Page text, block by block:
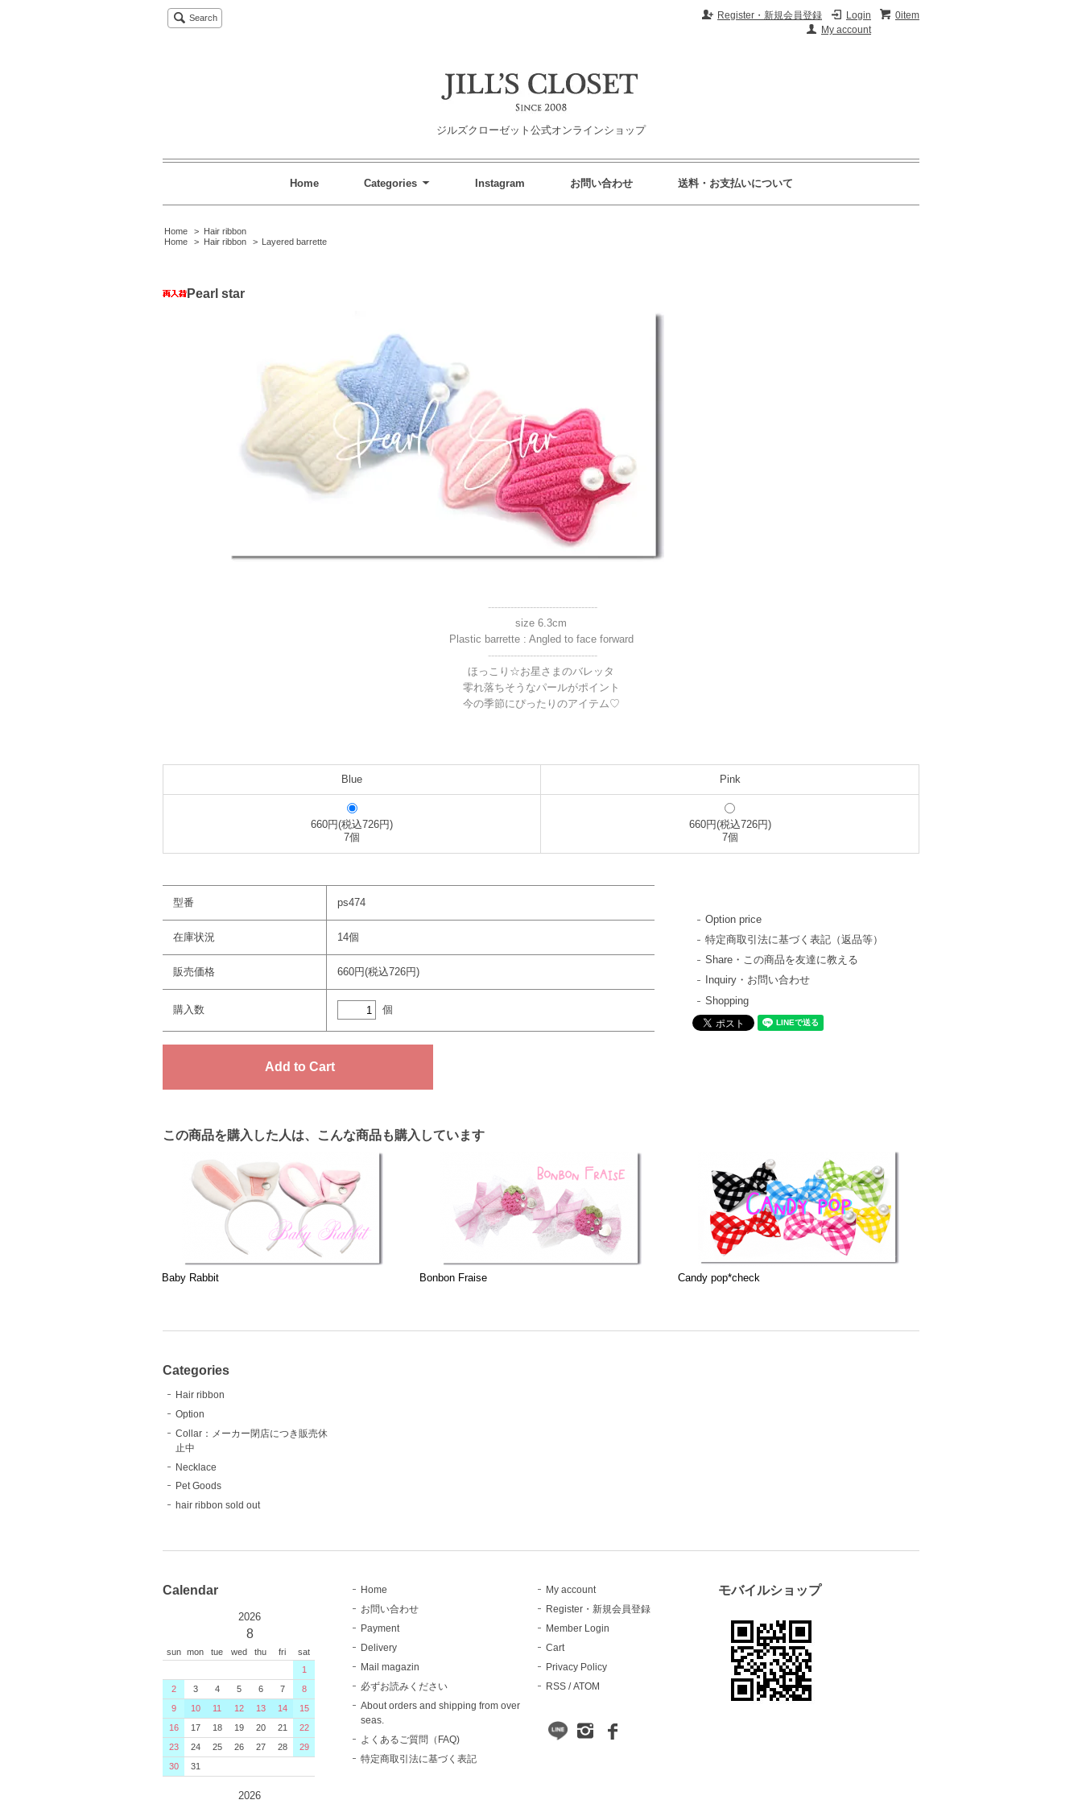
0item
Login
Register・新規会員登録
My account
Search
ジルズクローゼット公式オンラインショップ
Home Categories Instagram お問い合わせ 送料・お支払いについて
Home > Hair ribbon
Home
> Hair ribbon > Layered barrette
Pearl star
----------------------------------
size 6.3cm
Plastic barrette : Angled to face forward
----------------------------------
ほっこり☆お星さまのバレッタ
零れ落ちそうなパールがポイント
今の季節にぴったりのアイテム♡
Blue Pink
660円(税込726円)
7個
660円(税込726円)
7個
型番 ps474
在庫状況 14個
販売価格 660円(税込726円)
購入数 個
Option price
特定商取引法に基づく表記（返品等）
Share・この商品を友達に教える
Inquiry・お問い合わせ
Shopping
この商品を購入した人は、こんな商品も購入しています
Baby Rabbit Bonbon Fraise Candy pop*check
Categories
Hair ribbon
Option
Collar：メーカー閉店につき販売休
止中
Necklace
Pet Goods
hair ribbon sold out
Calendar
2026
8
sun mon tue wed thu fri
sat
1
2
3 4 5 6 7
8
9
10 11 12 13 14
15
16
17 18 19 20 21
22
23
24 25 26 27 28
29
30
31
2026
Home
お問い合わせ
Payment
Delivery
Mail magazin
必ずお読みください
About orders and shipping from over
seas.
よくあるご質問（FAQ)
特定商取引法に基づく表記
My account
Register・新規会員登録
Member Login
Cart
Privacy Policy
RSS /ATOM
モバイルショップ